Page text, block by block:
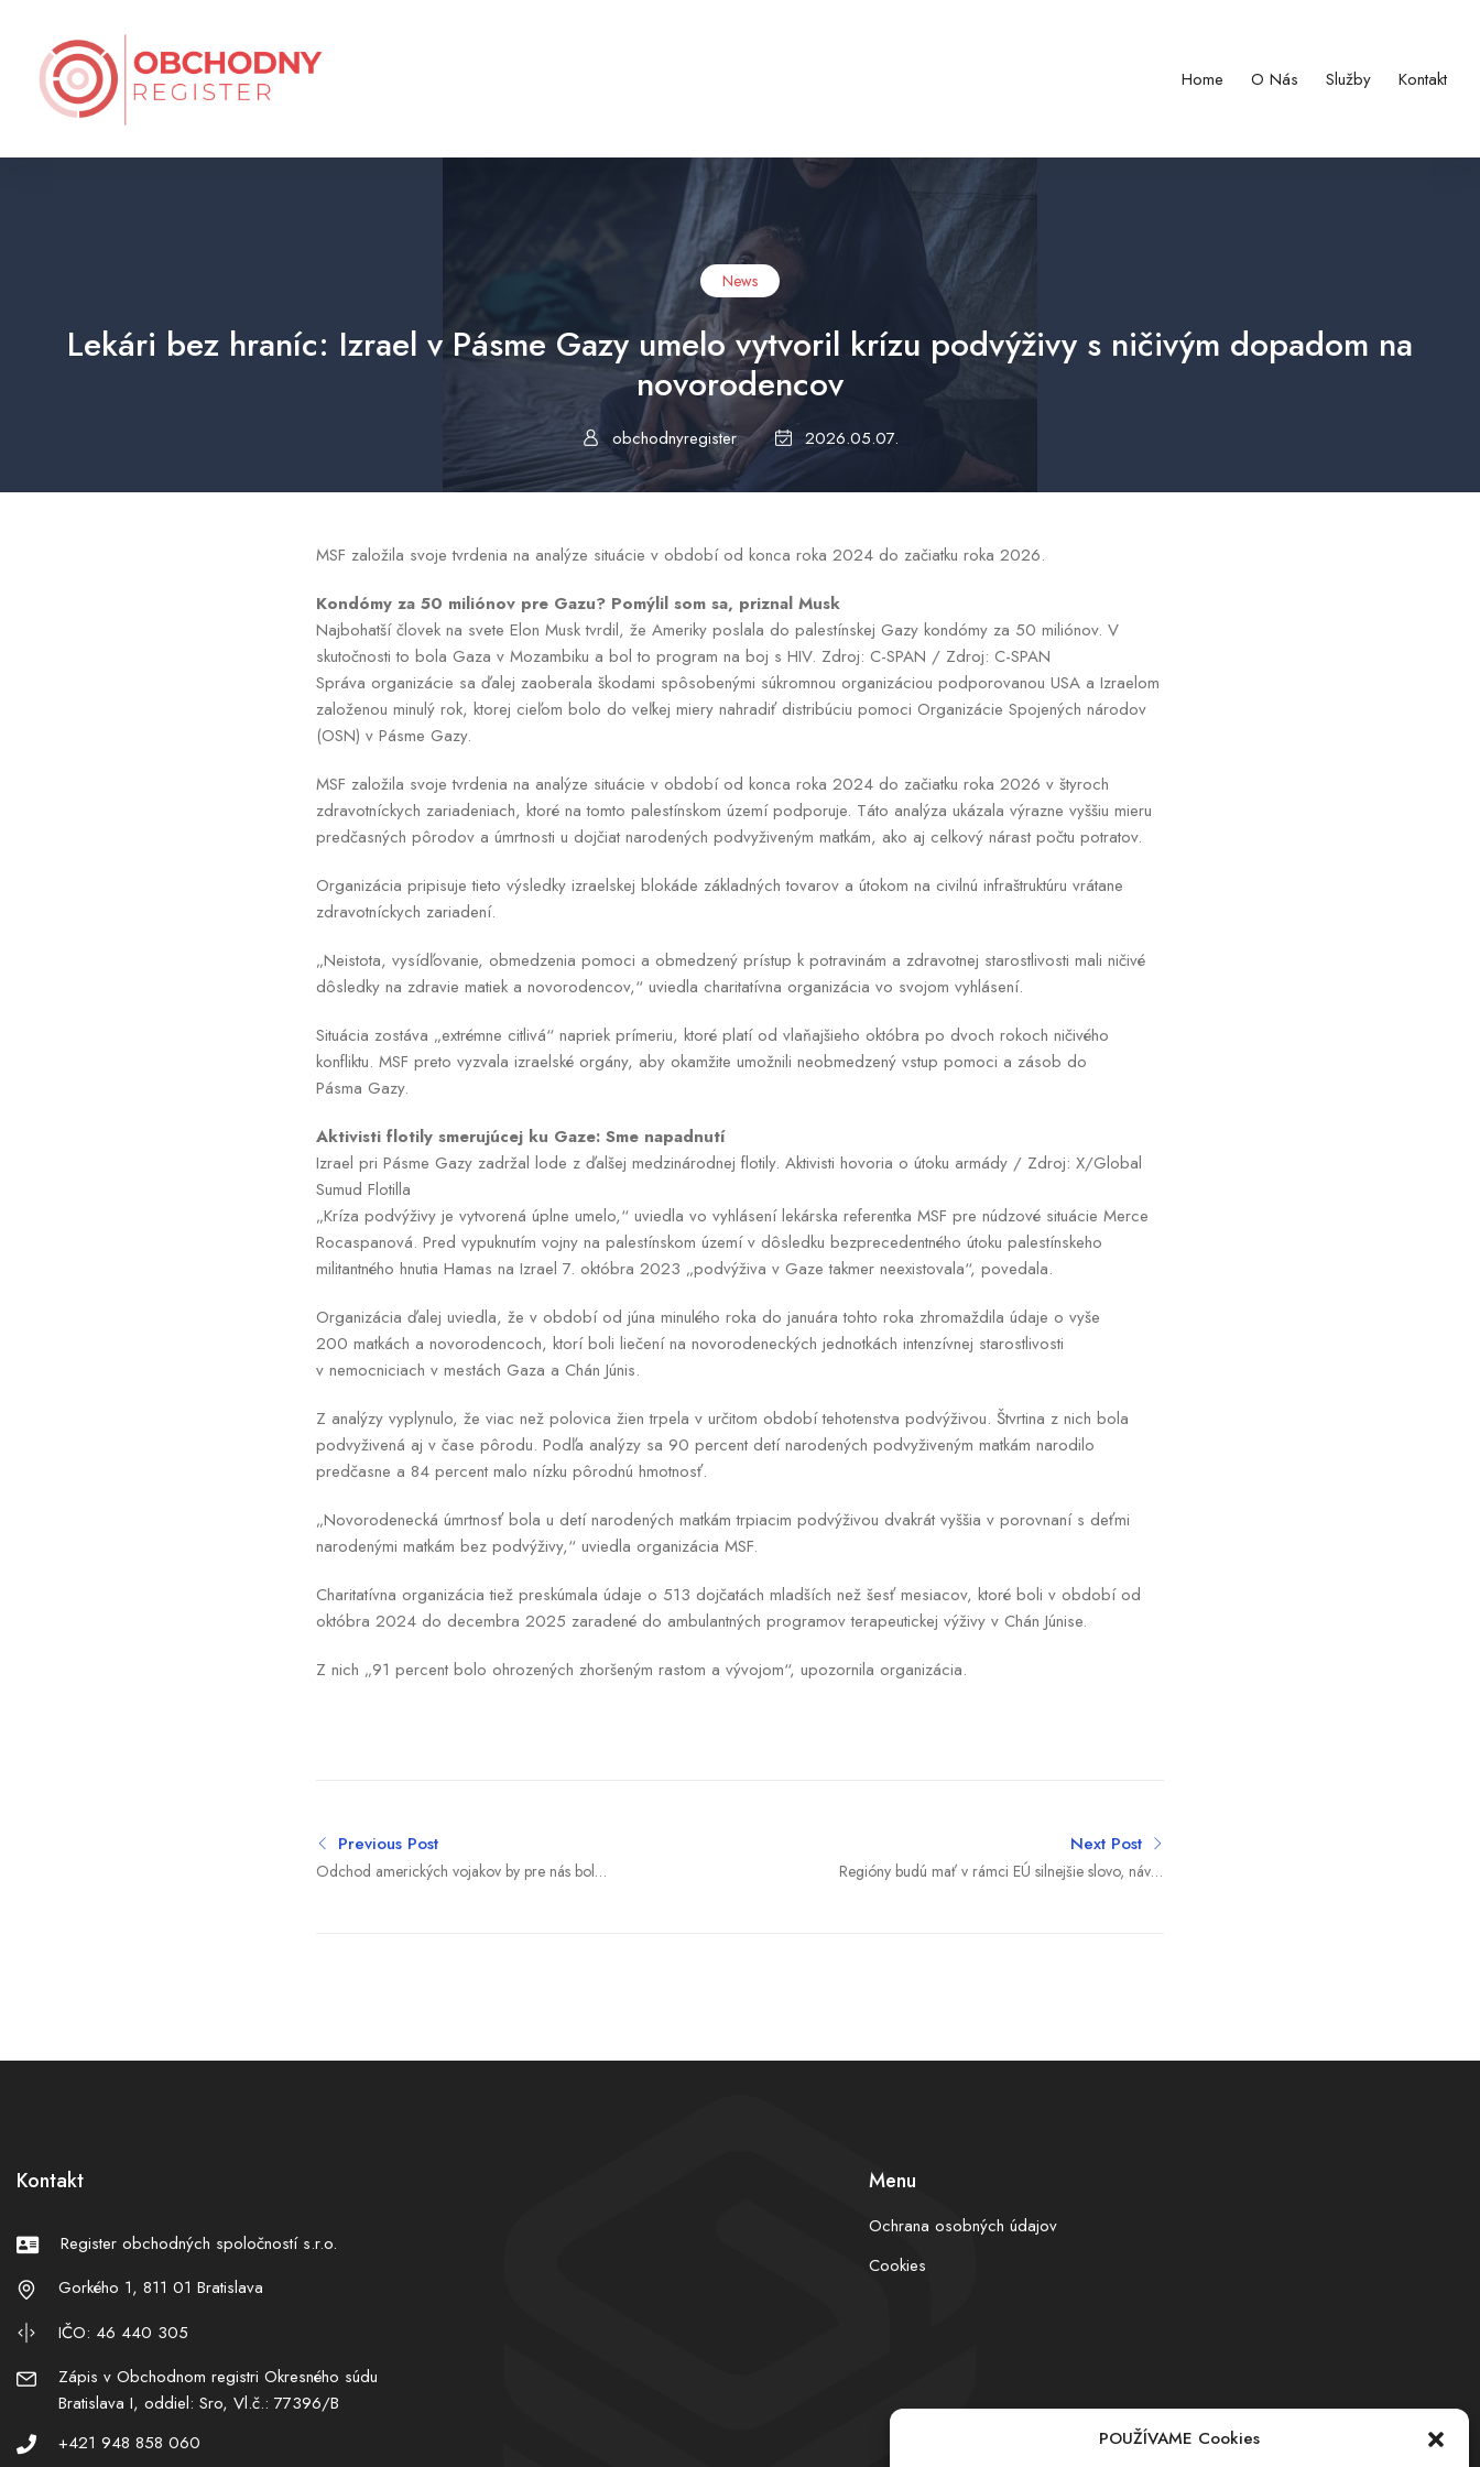
POUŽÍVAME Cookies
Home O Nás Služby Kontakt
News
Lekári bez hraníc: Izrael v Pásme Gazy umelo vytvoril krízu podvýživy s ničivým dopadom na
novorodencov
obchodnyregister 2026.05.07.
MSF založila svoje tvrdenia na analýze situácie v období od konca roka 2024 do začiatku roka 2026.
Kondómy za 50 miliónov pre Gazu? Pomýlil som sa, priznal Musk
Najbohatší človek na svete Elon Musk tvrdil, že Ameriky poslala do palestínskej Gazy kondómy za 50 miliónov. V
skutočnosti to bola Gaza v Mozambiku a bol to program na boj s HIV. Zdroj: C-SPAN / Zdroj: C-SPAN
Správa organizácie sa ďalej zaoberala škodami spôsobenými súkromnou organizáciou podporovanou USA a Izraelom
založenou minulý rok, ktorej cieľom bolo do veľkej miery nahradiť distribúciu pomoci Organizácie Spojených národov
(OSN) v Pásme Gazy.
MSF založila svoje tvrdenia na analýze situácie v období od konca roka 2024 do začiatku roka 2026 v štyroch
zdravotníckych zariadeniach, ktoré na tomto palestínskom území podporuje. Táto analýza ukázala výrazne vyššiu mieru
predčasných pôrodov a úmrtnosti u dojčiat narodených podvyživeným matkám, ako aj celkový nárast počtu potratov.
Organizácia pripisuje tieto výsledky izraelskej blokáde základných tovarov a útokom na civilnú infraštruktúru vrátane
zdravotníckych zariadení.
„Neistota, vysídľovanie, obmedzenia pomoci a obmedzený prístup k potravinám a zdravotnej starostlivosti mali ničivé
dôsledky na zdravie matiek a novorodencov,“ uviedla charitatívna organizácia vo svojom vyhlásení.
Situácia zostáva „extrémne citlivá“ napriek prímeriu, ktoré platí od vlaňajšieho októbra po dvoch rokoch ničivého
konfliktu. MSF preto vyzvala izraelské orgány, aby okamžite umožnili neobmedzený vstup pomoci a zásob do
Pásma Gazy.
Aktivisti flotily smerujúcej ku Gaze: Sme napadnutí
Izrael pri Pásme Gazy zadržal lode z ďalšej medzinárodnej flotily. Aktivisti hovoria o útoku armády / Zdroj: X/Global
Sumud Flotilla
„Kríza podvýživy je vytvorená úplne umelo,“ uviedla vo vyhlásení lekárska referentka MSF pre núdzové situácie Merce
Rocaspanová. Pred vypuknutím vojny na palestínskom území v dôsledku bezprecedentného útoku palestínskeho
militantného hnutia Hamas na Izrael 7. októbra 2023 „podvýživa v Gaze takmer neexistovala“, povedala.
Organizácia ďalej uviedla, že v období od júna minulého roka do januára tohto roka zhromaždila údaje o vyše
200 matkách a novorodencoch, ktorí boli liečení na novorodeneckých jednotkách intenzívnej starostlivosti
v nemocniciach v mestách Gaza a Chán Júnis.
Z analýzy vyplynulo, že viac než polovica žien trpela v určitom období tehotenstva podvýživou. Štvrtina z nich bola
podvyživená aj v čase pôrodu. Podľa analýzy sa 90 percent detí narodených podvyživeným matkám narodilo
predčasne a 84 percent malo nízku pôrodnú hmotnosť.
„Novorodenecká úmrtnosť bola u detí narodených matkám trpiacim podvýživou dvakrát vyššia v porovnaní s deťmi
narodenými matkám bez podvýživy,“ uviedla organizácia MSF.
Charitatívna organizácia tiež preskúmala údaje o 513 dojčatách mladších než šesť mesiacov, ktoré boli v období od
októbra 2024 do decembra 2025 zaradené do ambulantných programov terapeutickej výživy v Chán Júnise.
Z nich „91 percent bolo ohrozených zhoršeným rastom a vývojom“, upozornila organizácia.
Previous Post
Odchod amerických vojakov by pre nás bol
Next Post
Regióny budú mať v rámci EÚ silnejšie slovo, návrh
Kontakt
Register obchodných spoločností s.r.o.
Gorkého 1, 811 01 Bratislava
IČO: 46 440 305
Zápis v Obchodnom registri Okresného súdu
Bratislava I, oddiel: Sro, Vl.č.: 77396/B
+421 948 858 060
Menu
Ochrana osobných údajov
Cookies